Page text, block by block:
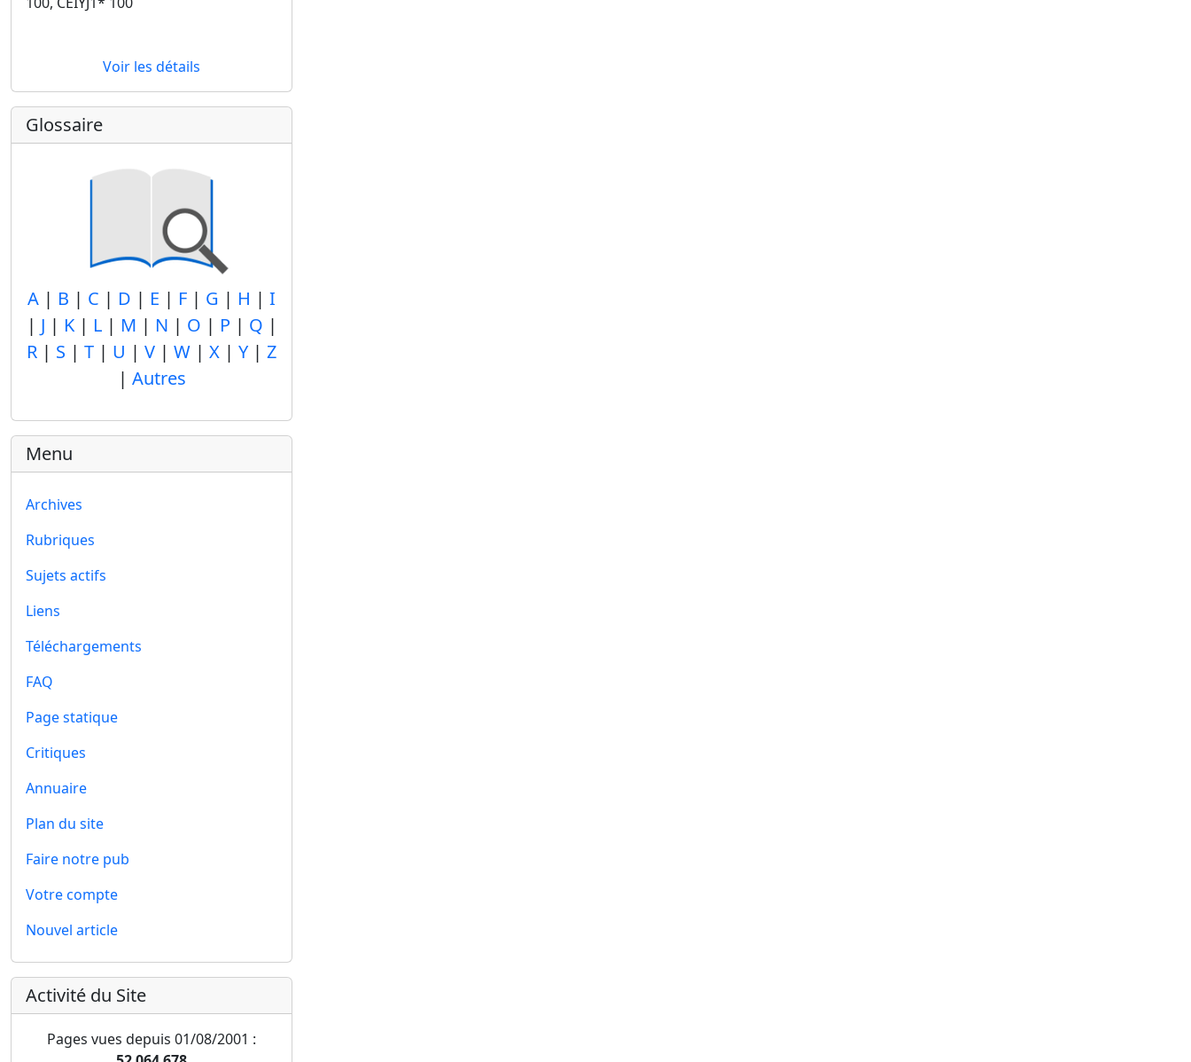
Voir les détails
Glossaire
A | B | C | D | E | F | G | H | I
| J | K| L| M | N | O | P | Q |
R | S | T | U | V | W | X | Y | Z
| Autres
Menu
Archives
Rubriques
Sujets actifs
Liens
Téléchargements
FAQ
Page statique
Critiques
Annuaire
Plan du site
Faire notre pub
Votre compte
Nouvel article
Activité du Site
Pages vues depuis 01/08/2001 :